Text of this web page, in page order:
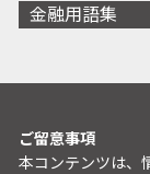
金融用語集
ご留意事項
本コンテンツは、